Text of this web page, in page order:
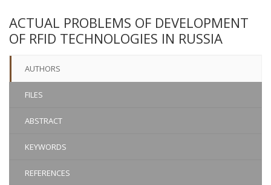
ACTUAL PROBLEMS OF DEVELOPMENT
OF RFID TECHNOLOGIES IN RUSSIA
AUTHORS
FILES
ABSTRACT
KEYWORDS
REFERENCES